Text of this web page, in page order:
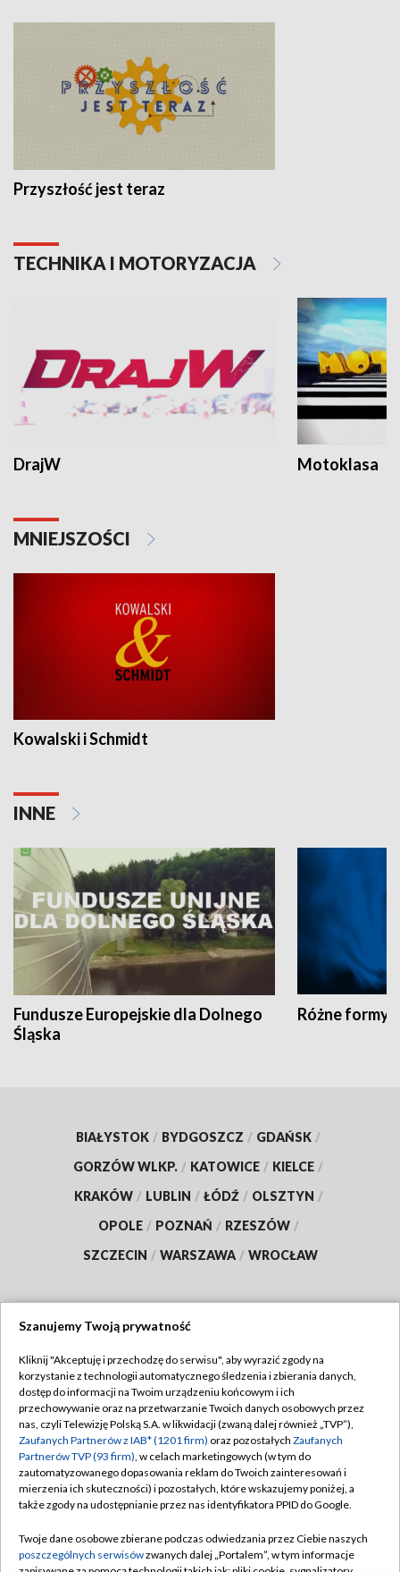
Przyszłość jest teraz
TECHNIKA I MOTORYZACJA
DrajW Motoklasa
MNIEJSZOŚCI
Kowalski i Schmidt
INNE
Fundusze Europejskie dla Dolnego
Śląska
Różne formy
BIAŁYSTOK / BYDGOSZCZ / GDAŃSK /
GORZÓW WLKP. / KATOWICE / KIELCE /
KRAKÓW / LUBLIN / ŁÓDŹ / OLSZTYN /
OPOLE / POZNAŃ / RZESZÓW /
SZCZECIN / WARSZAWA / WROCŁAW
TVP
Abonament TVP
Emisja w TVP
Centrum informacji TVP
Naziemna Telewizja Cyfrowa
Rada Programowa
Regulamin TVP
Polityka prywatności
Moje zgody
Pomoc
Kontakt
Szanujemy Twoją prywatność
Kliknij "Akceptuję i przechodzę do serwisu", aby wyrazić zgody na
korzystanie z technologii automatycznego śledzenia i zbierania danych,
dostęp do informacji na Twoim urządzeniu końcowym i ich
przechowywanie oraz na przetwarzanie Twoich danych osobowych przez
nas, czyli Telewizję Polską S.A. w likwidacji (zwaną dalej również „TVP”),
Zaufanych Partnerów z IAB* (1201 firm) oraz pozostałych Zaufanych
Partnerów TVP (93 firm), w celach marketingowych (w tym do
zautomatyzowanego dopasowania reklam do Twoich zainteresowań i
mierzenia ich skuteczności) i pozostałych, które wskazujemy poniżej, a
także zgody na udostępnianie przez nas identyfikatora PPID do Google.
Twoje dane osobowe zbierane podczas odwiedzania przez Ciebie naszych
poszczególnych serwisówzwanych dalej „Portalem”, w tym informacje